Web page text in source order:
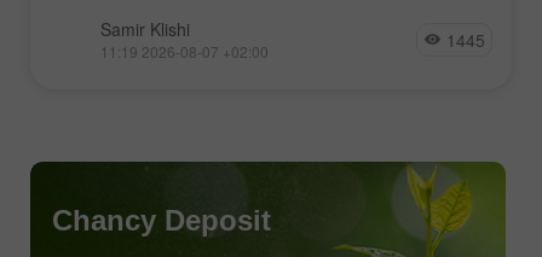
Samir Klishi
11:19 2026-08-07 +02:00 1445
Chancy Deposit